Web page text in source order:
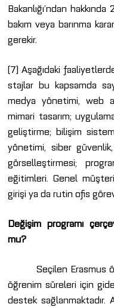
Bakanlığı’ndan
bakım veya barınma
gerekir.
(7) Aşağıdaki
stajlar bu kapsamda
medya yönetimi, web
mimari tasarım;
geliştirme; bilişim sistem
yönetimi, siber
görselleştirmesi;
eğitimleri. Genel
girişi ya da rutin ofis
Değişim programı
mu?
Seçilen Erasmus
öğrenim süreleri için
destek sağlanmaktadır.